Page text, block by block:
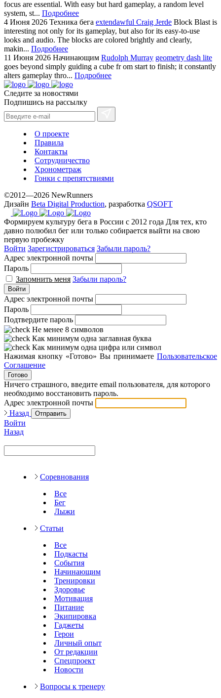
focus are essential. With easy but hard gameplay, a random level
system, st... Подробнее
4 Июня 2026 Техника бега extendawful Craig Jerde Block Blast is
interesting not only for its gameplay, but also for its easy-to-use
looks and audio. The blocks are colored brightly and clearly,
makin... Подробнее
11 Июня 2026 Начинающим Rudolph Murray geometry dash lite
goes beyond simply guiding a cube fr om start to finish; it constantly
alters gameplay thro... Подробнее
Следите за новостями
Подпишись на рассылку
О проекте
Правила
Контакты
Сотрудничество
Хронометраж
Гонки с препятствиями
©2012—2026 NewRunners
Дизайн Beta Digital Production, разработка QSOFT
Формируем культуру бега в России с 2012 года Для тех, кто
давно полюбил бег или только собирается выйти на свою
первую пробежку
Войти Зарегистрироваться Забыли пароль?
Адрес электронной почты
Пароль
Запомнить меня Забыли пароль?
Войти
Адрес электронной почты
Пароль
Подтвердите пароль
Не менее 8 символов
Как минимум одна заглавная буква
Как минимум одна цифра или символ
Нажимая кнопку «Готово» Вы принимаете Пользовательское
Соглашение
Готово
Ничего страшного, введите email пользователя, для которого
необходимо восстановить пароль.
Адрес электронной почты
Назад
Отправить
Войти
Назад
Соревнования
Все
Бег
Лыжи
Статьи
Все
Подкасты
События
Начинающим
Тренировки
Здоровье
Мотивация
Питание
Экипировка
Гаджеты
Герои
Личный опыт
От редакции
Спецпроект
Новости
Вопросы к тренеру